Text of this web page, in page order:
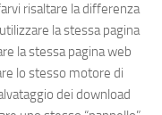
risaltare la differenza
la stessa pagina
la stessa pagina web
lo stesso motore di
dei download